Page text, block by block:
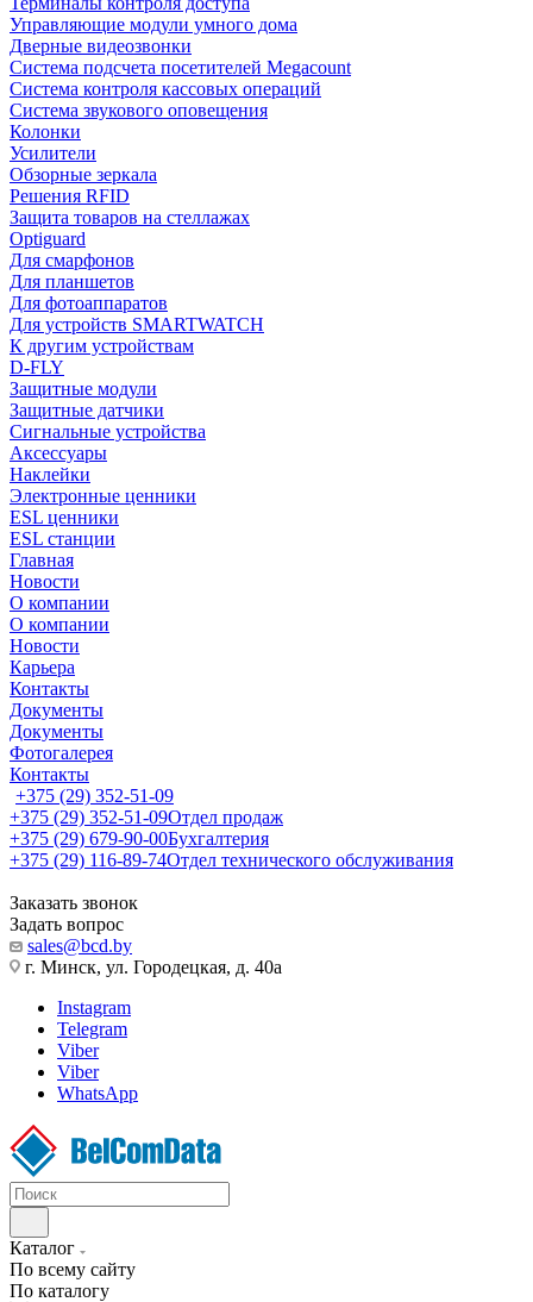
Управляющие модули умного дома
Дверные видеозвонки
Система подсчета посетителей Megacount
Система контроля кассовых операций
Система звукового оповещения
Колонки
Усилители
Обзорные зеркала
Решения RFID
Защита товаров на стеллажах
Optiguard
Для смарфонов
Для планшетов
Для фотоаппаратов
Для устройств SMARTWATCH
К другим устройствам
D-FLY
Защитные модули
Защитные датчики
Сигнальные устройства
Аксессуары
Наклейки
Электронные ценники
ESL ценники
ESL станции
Главная
Новости
О компании
О компании
Новости
Карьера
Контакты
Документы
Документы
Фотогалерея
Контакты
+375 (29) 352-51-09
+375 (29) 352-51-09Отдел продаж
+375 (29) 679-90-00Бухгалтерия
+375 (29) 116-89-74Отдел технического обслуживания
Заказать звонок
Задать вопрос
sales@bcd.by
г. Минск, ул. Городецкая, д. 40а
Instagram
Telegram
Viber
Viber
WhatsApp
Каталог
По всему сайту
По каталогу